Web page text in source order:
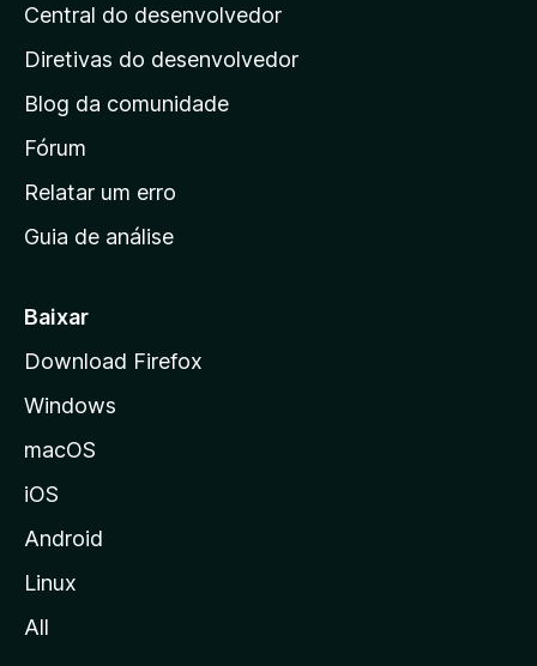
g
i
a
i
n
c
a
d
a
z
i
a
Central do desenvolvedor
Diretivas do desenvolvedor
Blog da comunidade
Fórum
Relatar um erro
Guia de análise
Baixar
Download Firefox
Windows
macOS
iOS
Android
Linux
All